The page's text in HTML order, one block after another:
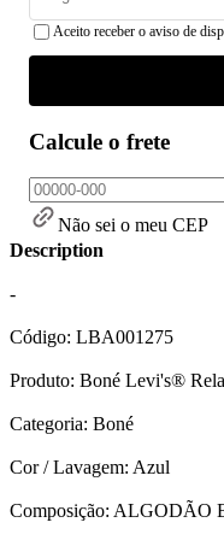
Aceito receber o aviso de
Calcule o frete
Não sei o meu CEP
Description
-
Código: LBA001275
Produto: Boné Levi's®
Categoria: Boné
Cor / Lavagem: Azul
Composição: